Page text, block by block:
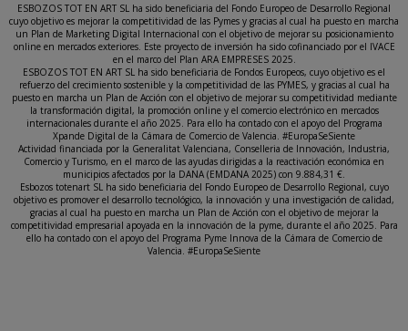
ESBOZOS TOT EN ART SL ha sido beneficiaria del Fondo Europeo de Desarrollo Regional
cuyo objetivo es mejorar la competitividad de las Pymes y gracias al cual ha puesto en marcha
un Plan de Marketing Digital Internacional con el objetivo de mejorar su posicionamiento
online en mercados exteriores. Este proyecto de inversión ha sido cofinanciado por el IVACE
en el marco del Plan ARA EMPRESES 2025.
ESBOZOS TOT EN ART SL ha sido beneficiaria de Fondos Europeos, cuyo objetivo es el
refuerzo del crecimiento sostenible y la competitividad de las PYMES, y gracias al cual ha
puesto en marcha un Plan de Acción con el objetivo de mejorar su competitividad mediante
la transformación digital, la promoción online y el comercio electrónico en mercados
internacionales durante el año 2025. Para ello ha contado con el apoyo del Programa
Xpande Digital de la Cámara de Comercio de Valencia. #EuropaSeSiente
Actividad financiada por la Generalitat Valenciana, Conselleria de Innovación, Industria,
Comercio y Turismo, en el marco de las ayudas dirigidas a la reactivación económica en
municipios afectados por la DANA (EMDANA 2025) con 9.884,31 €.
Esbozos totenart SL ha sido beneficiaria del Fondo Europeo de Desarrollo Regional, cuyo
objetivo es promover el desarrollo tecnológico, la innovación y una investigación de calidad,
gracias al cual ha puesto en marcha un Plan de Acción con el objetivo de mejorar la
competitividad empresarial apoyada en la innovación de la pyme, durante el año 2025. Para
ello ha contado con el apoyo del Programa Pyme Innova de la Cámara de Comercio de
Valencia. #EuropaSeSiente